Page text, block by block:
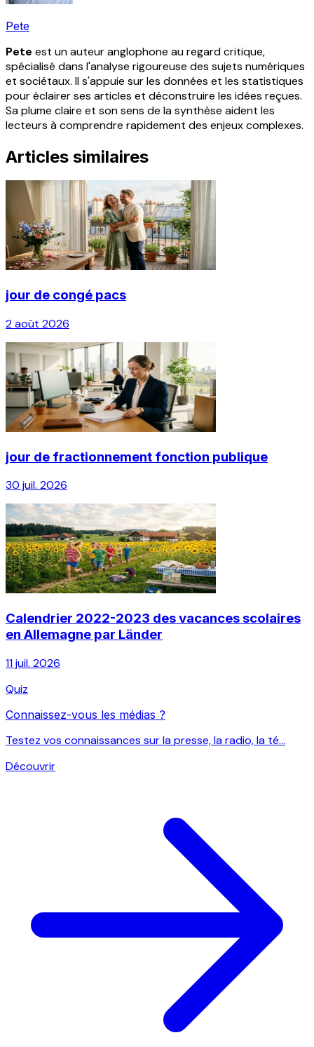
Pete
Pete est un auteur anglophone au regard critique,
spécialisé dans l'analyse rigoureuse des sujets numériques
et sociétaux. Il s'appuie sur les données et les statistiques
pour éclairer ses articles et déconstruire les idées reçues.
Sa plume claire et son sens de la synthèse aident les
lecteurs à comprendre rapidement des enjeux complexes.
Articles similaires
jour de congé pacs
2 août 2026
jour de fractionnement fonction publique
30 juil. 2026
Calendrier 2022-2023 des vacances scolaires
en Allemagne par Länder
11 juil. 2026
Quiz
Connaissez-vous les médias ?
Testez vos connaissances sur la presse, la radio, la té...
Découvrir